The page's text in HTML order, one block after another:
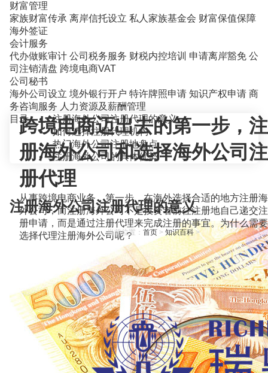
财富管理
家族财富传承 离岸信托设立 私人家族基金会 财富保值保障
海外签证
会计服务
代办做账审计 公司税务服务 财税内控培训 申请离岸豁免 公
司注销清盘 跨境电商VAT
公司秘书
海外公司设立 境外银行开户 特许牌照申请 知识产权申请 商
务咨询服务 人力资源及薪酬管理
当前位置： 首页> 知识百科>
跨境电商迈出去的第一步，注
册海外公司和选择海外公司注
册代理
从事跨境电商业务，第一步，在海外选择合适的地方注册海
外公司，而注册海外公司不是投资者前往注册地自己递交注
册申请，而是通过注册代理来完成注册的事宜。为什么需要
选择代理注册海外公司呢？
目录
注册海外公司注册代理的意义
如何选择注册代理机构
热门海外公司注册地盘点
注册海外公司的具体优势
注册海外公司注册代理的意义